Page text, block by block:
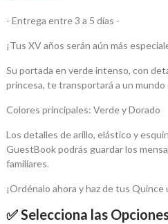
- Entrega entre 3 a 5 días -
¡Tus XV años serán aún más
Su portada en verde intenso, con
princesa, te transportará a un mundo
Colores principales: Verde y Dorado
Los detalles de arillo, elástico y
GuestBook podrás guardar los
familiares.
¡Ordénalo ahora y haz de tus
✅ Selecciona las